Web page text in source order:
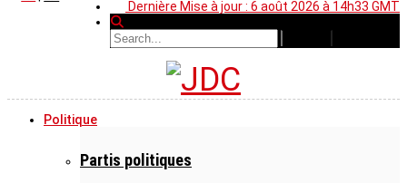
Dernière Mise à jour : 6 août 2026 à 14h33 GMT
Politique
Partis politiques